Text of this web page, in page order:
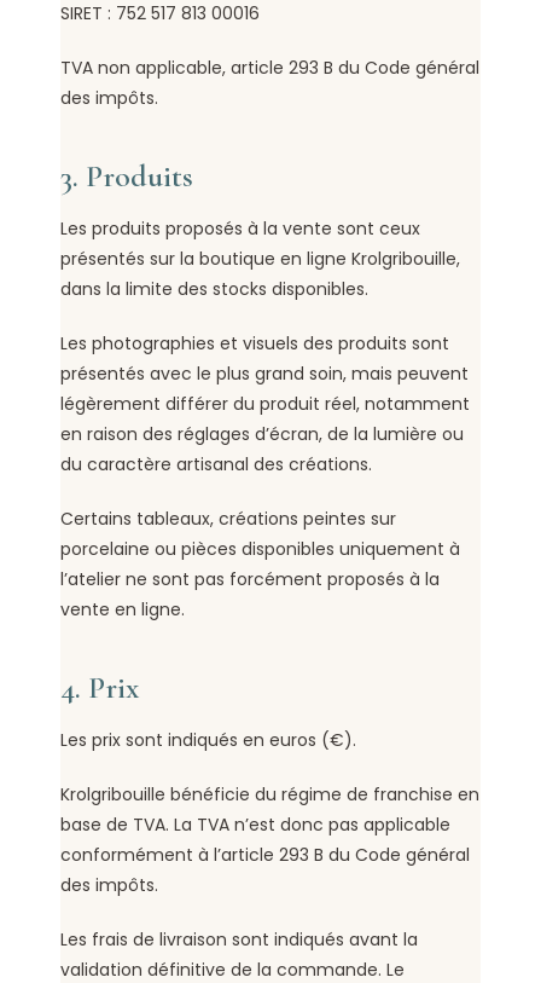
SIRET : 752 517 813 00016
TVA non applicable, article 293 B du Code général
des impôts.
3. Produits
Les produits proposés à la vente sont ceux
présentés sur la boutique en ligne Krolgribouille,
dans la limite des stocks disponibles.
Les photographies et visuels des produits sont
présentés avec le plus grand soin, mais peuvent
légèrement différer du produit réel, notamment
en raison des réglages d’écran, de la lumière ou
du caractère artisanal des créations.
Certains tableaux, créations peintes sur
porcelaine ou pièces disponibles uniquement à
l’atelier ne sont pas forcément proposés à la
vente en ligne.
4. Prix
Les prix sont indiqués en euros (€).
Krolgribouille bénéficie du régime de franchise en
base de TVA. La TVA n’est donc pas applicable
conformément à l’article 293 B du Code général
des impôts.
Les frais de livraison sont indiqués avant la
validation définitive de la commande. Le